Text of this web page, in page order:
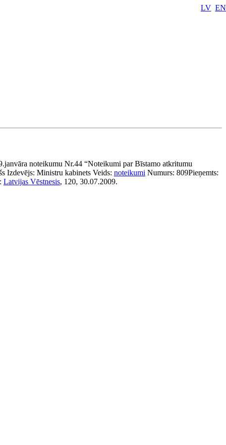
LV EN
noteikumu Nr.44 “Noteikumi par Bīstamo atkritumu
Izdevējs: Ministru kabinets Veids: noteikumi Numurs: 809Pieņemts:
Latvijas Vēstnesis, 120, 30.07.2009.